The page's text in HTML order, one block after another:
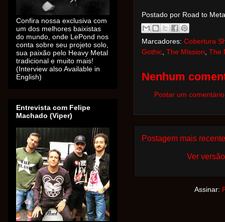
Postado por Road to
Marcadores: Cobertura
Gothic, The Mission, The
Nenhum
Postar um comentário
Postagem mais recente
Ver
Assinar:
Confira nossa exclusiva com
um dos melhores baixistas
do mundo, onde LePond nos
conta sobre seu projeto solo,
sua paixão pelo Heavy Metal
tradicional e muito mais!
(Interview also Available in
English)
Entrevista com Felipe
Machado (Viper)